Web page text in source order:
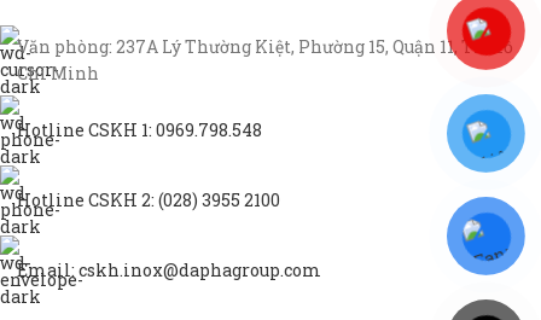
Văn phòng: 237A Lý Thường Kiệt, Phường 15, Quận 11, TP Hồ
Chí Minh
Hotline CSKH 1: 0969.798.548
Hotline CSKH 2: (028) 3955 2100
Email: cskh.inox@daphagroup.com